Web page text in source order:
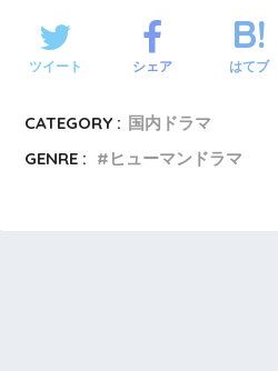
ツイート シェア はてブ
CATEGORY : 国内ドラマ
GENRE :
ヒューマンドラマ